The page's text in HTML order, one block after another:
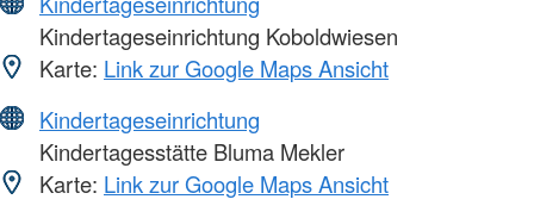
Kindertageseinrichtung Koboldwiesen
Karte: Link zur Google Maps Ansicht
Kindertageseinrichtung
Kindertagesstätte Bluma Mekler
Karte: Link zur Google Maps Ansicht